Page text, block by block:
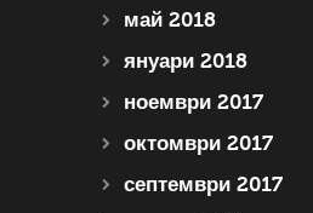
май 2018
януари 2018
ноември 2017
октомври 2017
септември 2017